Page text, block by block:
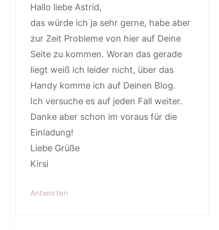
Hallo liebe Astrid,
das würde ich ja sehr gerne, habe aber
zur Zeit Probleme von hier auf Deine
Seite zu kommen. Woran das gerade
liegt weiß ich leider nicht, über das
Handy komme ich auf Deinen Blog.
Ich versuche es auf jeden Fall weiter.
Danke aber schon im voraus für die
Einladung!
Liebe Grüße
Kirsi
Antworten